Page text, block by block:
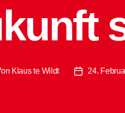
Klaus te Wildt 24.